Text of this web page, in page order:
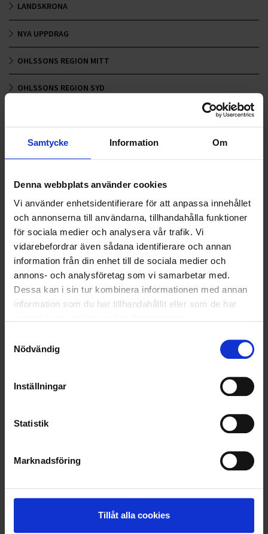
Samtycke Information Om
Denna webbplats använder cookies
Vi använder enhetsidentifierare för att anpassa innehållet
och annonserna till användarna, tillhandahålla funktioner
för sociala medier och analysera vår trafik. Vi
vidarebefordrar även sådana identifierare och annan
information från din enhet till de sociala medier och
annons- och analysföretag som vi samarbetar med.
Dessa kan i sin tur kombinera informationen med annan
information som du har tillhandahållit eller som de har
Nödvändig
Inställningar
Statistik
Marknadsföring
Tillåt alla cookies
LANDSKRONA
NYA UPPDRAG
OHLSSONS REGION MITT
OHLSSONS REGION SYD
OHLSSONSKOLLEGOR
SOCIALT ANSVAR
VELLINGE